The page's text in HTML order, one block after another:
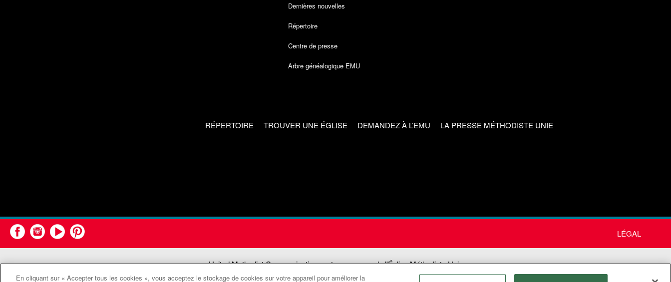
Dernières nouvelles
Répertoire
Centre de presse
Arbre généalogique EMU
RÉPERTOIRE TROUVER UNE ÉGLISE DEMANDEZ À L’EMU LA PRESSE MÉTHODISTE UNIE
LÉGAL
United Methodist Communications est une agence de l'Église Méthodiste Unie
©2026Communications Méthodistes Unies. Tous droits réservés
En cliquant sur « Accepter tous les cookies », vous acceptez le stockage de cookies sur votre appareil pour améliorer la